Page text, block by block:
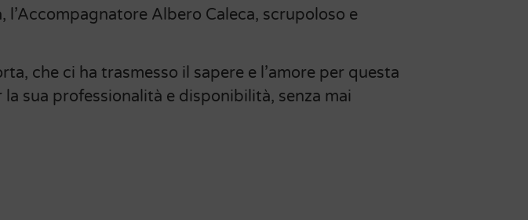
Albero Caleca, scrupoloso e
che ci ha trasmesso il sapere e l’amore per questa
sua professionalità e disponibilità, senza mai